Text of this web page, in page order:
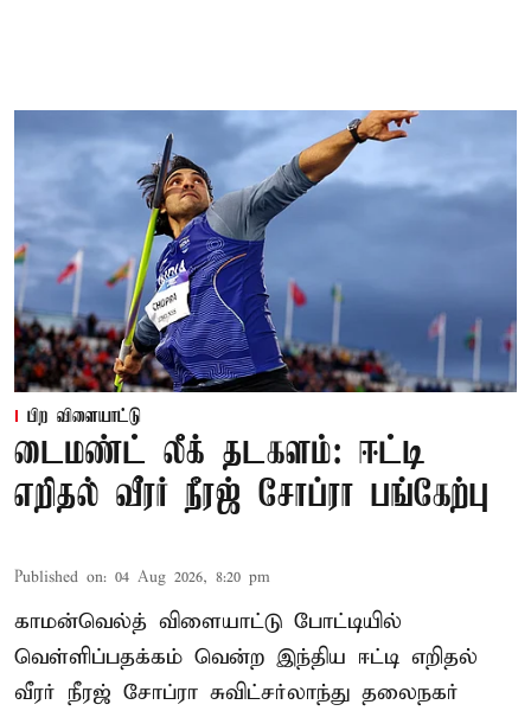
பிற விளையாட்டு
டைமண்ட் லீக் தடகளம்: ஈட்டி
எறிதல் வீரர் நீரஜ் சோப்ரா பங்கேற்பு
Published on: 04 Aug 2026, 8:20 pm
காமன்வெல்த் விளையாட்டு போட்டியில்
வெள்ளிப்பதக்கம் வென்ற இந்திய ஈட்டி எறிதல்
வீரர் நீரஜ் சோப்ரா சுவிட்சர்லாந்து தலைநகர்